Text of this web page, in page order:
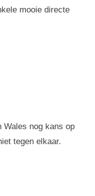
mooie directe
Wales nog kans op
tegen elkaar.